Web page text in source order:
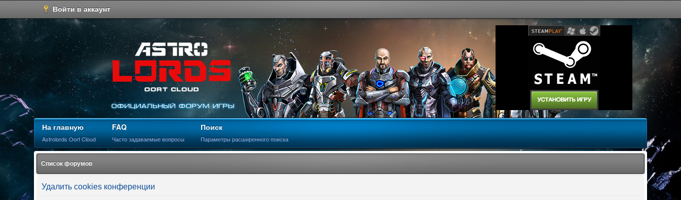
Войти в аккаунт
На главную
Astrolords Oort Cloud
FAQ
Часто задаваемые вопросы
Поиск
Параметры расширенного поиска
Список форумов
Удалить cookies конференции